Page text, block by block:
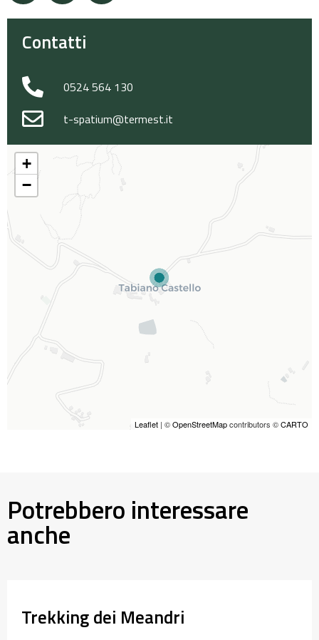
Contatti
0524 564 130
t-spatium@termest.it
+
−
Leaflet | ©OpenStreetMapcontributors ©CARTO
Potrebbero interessare
anche
Trekking dei Meandri